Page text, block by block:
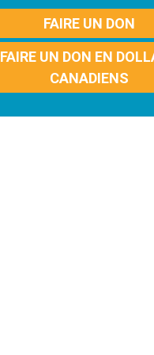
FAIRE UN DON
FAIRE UN DON EN
CANADIENS